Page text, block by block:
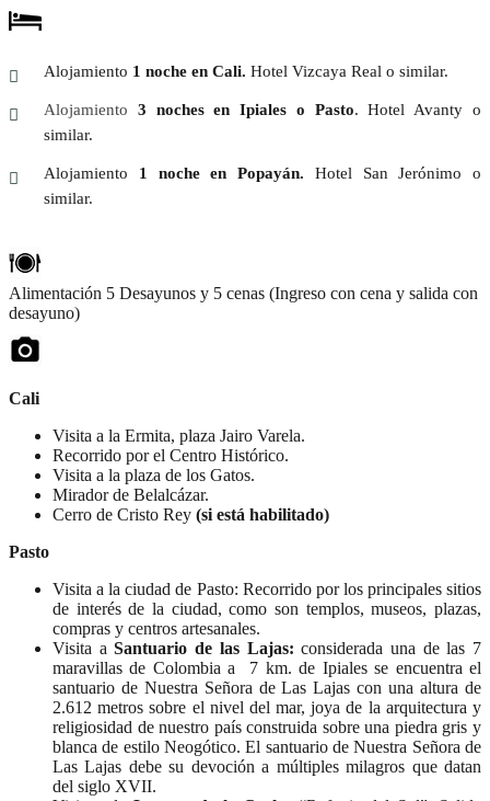
Alojamiento 1 noche en Cali. Hotel Vizcaya Real o similar.
Alojamiento 3 noches en Ipiales o Pasto. Hotel Avanty o
similar.
Alojamiento 1 noche en Popayán. Hotel San Jerónimo o
similar.
Alimentación 5 Desayunos y 5 cenas (Ingreso con cena y salida con
desayuno)
Cali
Visita a la Ermita, plaza Jairo Varela.
Recorrido por el Centro Histórico.
Visita a la plaza de los Gatos.
Mirador de Belalcázar.
Cerro de Cristo Rey (si está habilitado)
Pasto
Visita a la ciudad de Pasto: Recorrido por los principales sitios
de interés de la ciudad, como son templos, museos, plazas,
compras y centros artesanales.
Visita aSantuario de las Lajas: considerada una de las 7
maravillas de Colombia a 7 km. de Ipiales se encuentra el
santuario de Nuestra Señora de Las Lajas con una altura de
2.612 metros sobre el nivel del mar, joya de la arquitectura y
religiosidad de nuestro país construida sobre una piedra gris y
blanca de estilo Neogótico. El santuario de Nuestra Señora de
Las Lajas debe su devoción a múltiples milagros que datan
del siglo XVII.